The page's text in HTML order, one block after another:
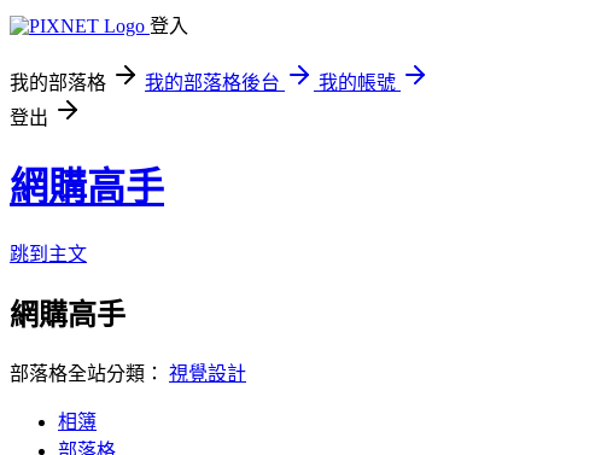
登入
我的部落格 我的部落格後台
我的帳號
登出
網購高手
跳到主文
網購高手
部落格全站分類： 視覺設計
相簿
部落格